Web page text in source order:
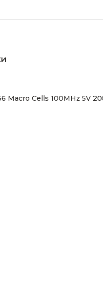
Macro Cells 100MHz 5V